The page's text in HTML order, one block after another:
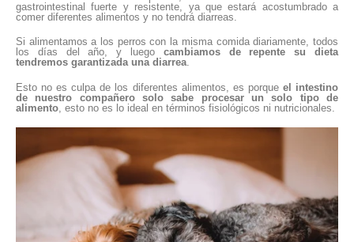
gastrointestinal fuerte y resistente, ya que estará acostumbrado a
comer diferentes alimentos y no tendrá diarreas.
Si alimentamos a los perros con la misma comida diariamente, todos
los días del año, y luego cambiamos de repente su dieta
tendremos garantizada una diarrea.
Esto no es culpa de los diferentes alimentos, es porque el intestino
de nuestro compañero solo sabe procesar un solo tipo de
alimento , esto no es lo ideal en términos fisiológicos ni nutricionales.